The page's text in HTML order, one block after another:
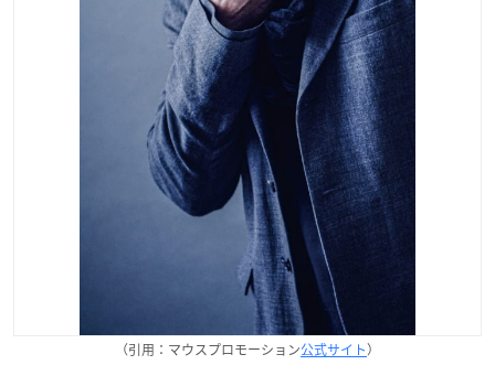
（引用：マウスプロモーション公式サイト）